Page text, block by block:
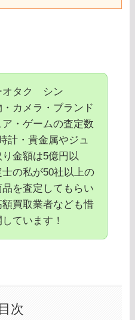
オタク シン
カメラ・ブランド
・ゲームの査定数
計・貴金属やジュ
金額は5億円以
の私が50社以上の
を査定してもらい
買取業者なども惜
ています！
目次